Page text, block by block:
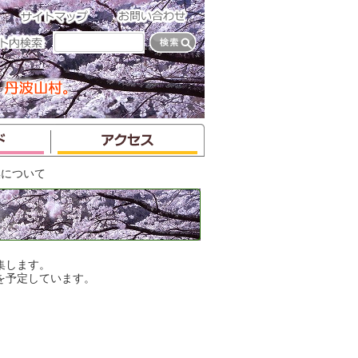
ついて
ます。
定しています。